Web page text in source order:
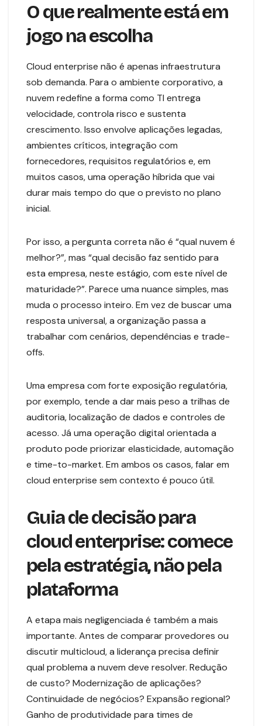
O que realmente está em
jogo na escolha
Cloud enterprise não é apenas infraestrutura
sob demanda. Para o ambiente corporativo, a
nuvem redefine a forma como TI entrega
velocidade, controla risco e sustenta
crescimento. Isso envolve aplicações legadas,
ambientes críticos, integração com
fornecedores, requisitos regulatórios e, em
muitos casos, uma operação híbrida que vai
durar mais tempo do que o previsto no plano
inicial.
Por isso, a pergunta correta não é “qual nuvem é
melhor?”, mas “qual decisão faz sentido para
esta empresa, neste estágio, com este nível de
maturidade?”. Parece uma nuance simples, mas
muda o processo inteiro. Em vez de buscar uma
resposta universal, a organização passa a
trabalhar com cenários, dependências e trade-
offs.
Uma empresa com forte exposição regulatória,
por exemplo, tende a dar mais peso a trilhas de
auditoria, localização de dados e controles de
acesso. Já uma operação digital orientada a
produto pode priorizar elasticidade, automação
e time-to-market. Em ambos os casos, falar em
cloud enterprise sem contexto é pouco útil.
Guia de decisão para
cloud enterprise: comece
pela estratégia, não pela
plataforma
A etapa mais negligenciada é também a mais
importante. Antes de comparar provedores ou
discutir multicloud, a liderança precisa definir
qual problema a nuvem deve resolver. Redução
de custo? Modernização de aplicações?
Continuidade de negócios? Expansão regional?
Ganho de produtividade para times de